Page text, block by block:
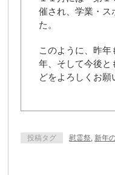
催され、学業・ス
た。
このように、昨
年、そして今後と
どをよろしくお願
投稿タグ 慰霊祭, 新年